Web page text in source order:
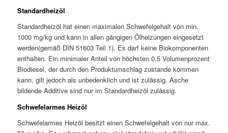
Standardheizöl
Standardheizöl hat einen maximalen Schwefelgehalt von min.
1000 mg/kg und kann in allen gängigen Ölheizungen eingesetzt
werden(gemäß DIN 51603 Teil 1). Es darf keine Biokomponenten
enthalten. Ein minimaler Anteil von höchsten 0,5 Volumenprozent
Biodiesel, der durch den Produktumschlag zustande kommen
kann, gilt jedoch als unbedenklich und ist zulässig. Asche
bildende Additive sind nur im Standardheizöl zulässig.
Schwefelarmes Heizöl
Schwefelarmes Heizöl besitzt einen Schwefelgehalt von nur max.